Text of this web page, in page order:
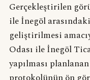
Gerçekleştirilen
ile İnegöl
geliştirilmesi
Odası ile İnegöl
yapılması